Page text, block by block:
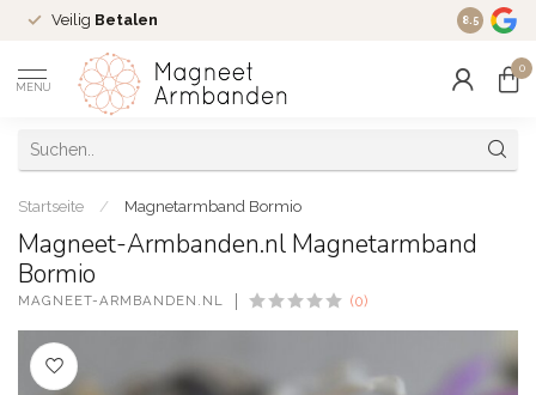
Veilig Betalen Ruim 16
8.5
MENU
0
Startseite / Magnetarmband Bormio
Magneet-Armbanden.nl Magnetarmband
Bormio
MAGNEET-ARMBANDEN.NL (0)